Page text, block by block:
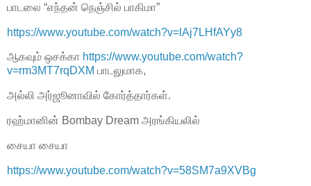
பாடலை “எந்தன் நெஞ்சில் பாகிமா”
https://www.youtube.com/watch?v=lAj7LHfAYy8
ஆகவும் ஒசக்கா https://www.youtube.com/watch?
v=rm3MT7rqDXM பாடலுமாக,
அல்லி அர்ஜூனாவில் கோர்த்தார்கள்.
ரஹ்மானின் Bombay Dream அரங்கியலில்
சையா சையா
https://www.youtube.com/watch?v=58SM7a9XVBg